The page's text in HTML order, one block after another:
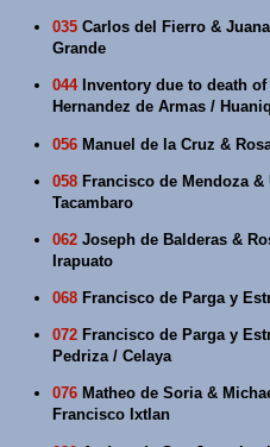
035 Carlos del Fierro &
Grande
044Inventory due to death of
Hernandez de Armas /
056 Manuel de la Cruz &
058 Francisco de Mendoza
Tacambaro
062 Joseph de Balderas &
Irapuato
068 Francisco de Parga y
072 Francisco de Parga y
Pedriza / Celaya
076 Matheo de Soria &
Francisco Ixtlan